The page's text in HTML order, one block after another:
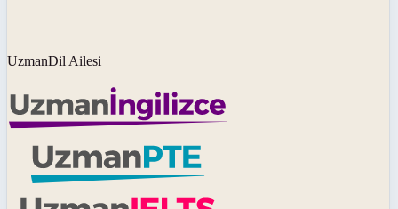
UzmanDil Ailesi